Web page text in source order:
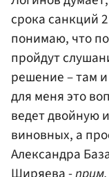
срока санкций
понимаю, что
пройдут
решение – там
для меня это
ведет двойную
виновных, а
Александра